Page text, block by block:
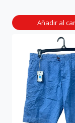
Añadir al